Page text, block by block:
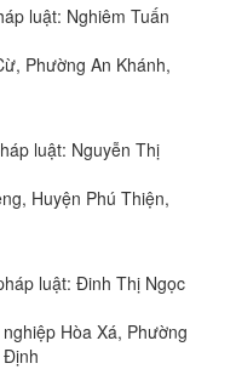
luật: Nghiêm Tuấn
Phường An Khánh,
luật: Nguyễn Thị
Huyện Phú Thiện,
luật: Đinh Thị Ngọc
Hòa Xá, Phường
Định